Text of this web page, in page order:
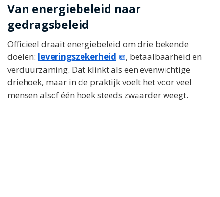
Van energiebeleid naar
gedragsbeleid
Officieel draait energiebeleid om drie bekende
doelen: leveringszekerheid
, betaalbaarheid en
verduurzaming. Dat klinkt als een evenwichtige
driehoek, maar in de praktijk voelt het voor veel
mensen alsof één hoek steeds zwaarder weegt.